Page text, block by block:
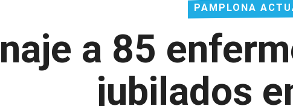
PAMPLONA
a 85
jubilados